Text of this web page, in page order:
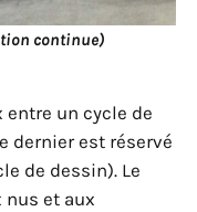
continue)
entre un cycle de
dernier est réservé
de dessin). Le
nus et aux